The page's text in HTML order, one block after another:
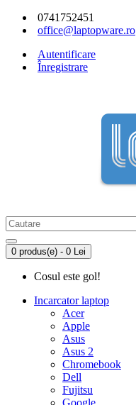
0741752451
office@laptopware.ro
Autentificare
Înregistrare
0 produs(e) - 0 Lei
Cosul este gol!
Incarcator laptop
Acer
Apple
Asus
Asus 2
Chromebook
Dell
Fujitsu
Google